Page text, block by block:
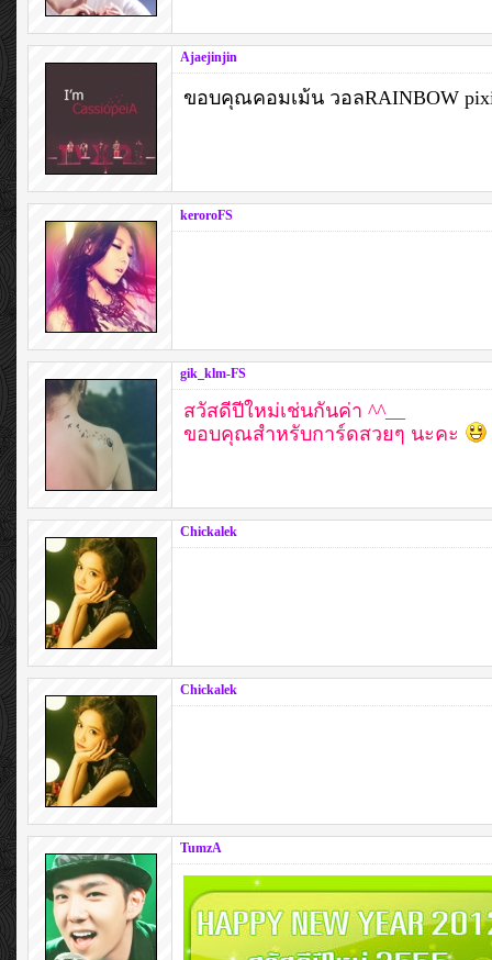
Ajaejinjin
ขอบคุณคอมเม้น วอลRAINBOW
keroroFS
gik_klm-FS
สวัสดีปีใหม่เช่นกันค่า ^^__
ขอบคุณสำหรับการ์ดสวยๆ นะคะ
Chickalek
Chickalek
TumzA